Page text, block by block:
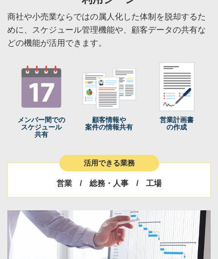
商社や小売業ならではの属人化した体制を脱却するた
めに、 スケジュール管理機能や、顧客データの共有な
どの機能が活用できます。
メンバー間での
スケジュール
共有
顧客情報や
案件の情報共有
営業計画書
の作成
活用できる業務
営業 / 総務・人事 / 工場